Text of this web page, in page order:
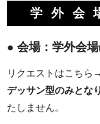
学外会
● 会場：学外会
リクエストはこちら→
デッサン型のみとな
たしません。